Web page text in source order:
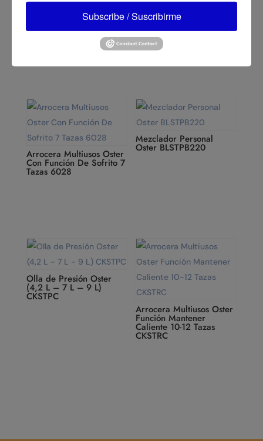
BLSTPYG1209B Licuadora Oster Control
Giratorio 2 velocidades +
pulso BLSTKAP
Arrocera Multiusos Oster
Con Función De Sofrito 7
Tazas 6028
Mezclador Personal
Oster BLSTPB220
Olla de Presión Oster
(4,2 L – 7 L – 9 L)
CKSTPC
Arrocera Multiusos Oster
Función Mantener
Caliente 10-12 Tazas
CKSTRC
Subscribe / Suscribirme